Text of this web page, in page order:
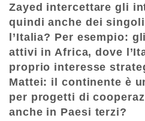
Zayed intercettare gli
quindi anche dei
l’Italia? Per esempio:
attivi in Africa, dove
proprio interesse
Mattei: il continente è
per progetti di
anche in Paesi terzi?